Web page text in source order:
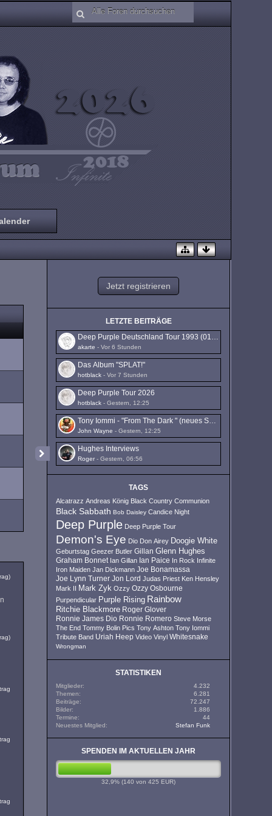
Jetzt registrieren
LETZTE BEITRÄGE
Deep Purple Deutschland Tour 1993 (01.10. - 16.10.1993)
akarte -Vor 6 Stunden
Das Album "SPLAT!"
hotblack -Vor 7 Stunden
Deep Purple Tour 2026
hotblack -Gestern, 12:25
Tony Iommi - "From The Dark " (neues Solo-Album)
John Wayne -Gestern, 12:25
Hughes Interviews
Roger -Gestern, 06:56
TAGS
Alcatrazz Andreas König Black Country Communion
Black Sabbath Bob Daisley Candice Night
Deep Purple Deep Purple Tour
Demon's Eye Dio Don Airey Doogie White
Geburtstag Geezer Butler Gillan Glenn Hughes
Graham Bonnet Ian Gillan Ian Paice In Rock Infinite
Iron Maiden Jan Dickmann Joe Bonamassa
Joe Lynn Turner Jon Lord Judas Priest Ken Hensley
Mark II Mark Zyk Ozzy Ozzy Osbourne
Purpendicular Purple Rising Rainbow
Ritchie Blackmore Roger Glover
Ronnie James Dio Ronnie Romero Steve Morse
The End Tommy Bolin Pics Tony Ashton Tony Iommi
Tribute Band Uriah Heep Video Vinyl Whitesnake
Wrongman
STATISTIKEN
Mitglieder
4.232
Themen
6.281
Beiträge
72.247
Bilder
1.886
Termine
44
Neuestes Mitglied
Stefan Funk
SPENDEN IM AKTUELLEN JAHR
32.9%
32,9% (140 von 425 EUR)